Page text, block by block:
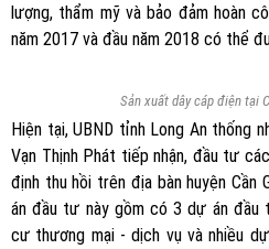
lượng, thẩm mỹ và bảo đảm hoàn
năm 2017 và đầu năm 2018 có thể
Sản xuất dây cáp điện tại
Hiện tại, UBND tỉnh Long An thống
Vạn Thịnh Phát tiếp nhận, đầu tư
định thu hồi trên địa bàn huyện
án đầu tư này gồm có 3 dự án đầu
cư thương mại - dịch vụ và nhiều